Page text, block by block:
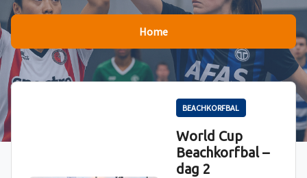
Home
BEACHKORFBAL
World Cup
Beachkorfbal –
dag 2